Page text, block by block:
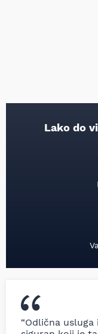
Lako do
“Odlična